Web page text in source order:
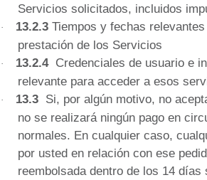
Servicios solicitados, incluidos
· 13.2.3 Tiempos y fechas
prestación de los Servicios
· 13.2.4Credenciales de usuario e
relevante para acceder a esos
· 13.3 Si, por algún motivo, no
no se realizará ningún pago en
normales. En cualquier caso,
por usted en relación con ese
reembolsada dentro de los 14 días